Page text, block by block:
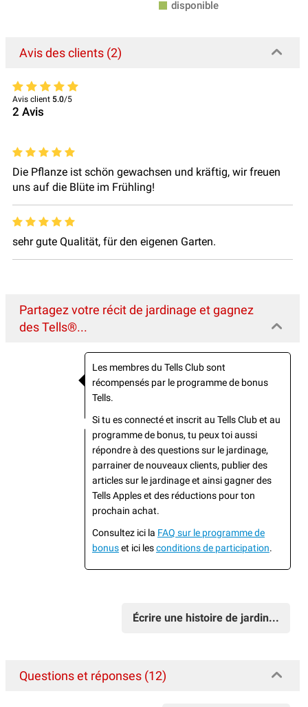
disponible
Avis des clients (2)
Avis client 5.0/5
2 Avis
Die Pflanze ist schön gewachsen und kräftig, wir freuen
uns auf die Blüte im Frühling!
sehr gute Qualität, für den eigenen Garten.
Partagez votre récit de jardinage et gagnez
des Tells®...
Les membres du Tells Club sont
récompensés par le programme de bonus
Tells.
Si tu es connecté et inscrit au Tells Club et au
programme de bonus, tu peux toi aussi
répondre à des questions sur le jardinage,
parrainer de nouveaux clients, publier des
articles sur le jardinage et ainsi gagner des
Tells Apples et des réductions pour ton
prochain achat.
Consultez ici la FAQ sur le programme de
bonuset ici lesconditions de participation.
Écrire une histoire de jardin...
Questions et réponses (12)